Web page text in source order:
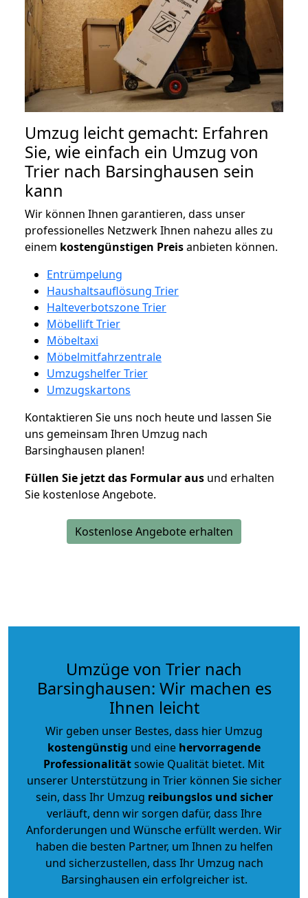
Umzug leicht gemacht: Erfahren
Sie, wie einfach ein Umzug von
Trier nach Barsinghausen sein
kann
Wir können Ihnen garantieren, dass unser
professionelles Netzwerk Ihnen nahezu alles zu
einem kostengünstigen Preisanbieten können.
Entrümpelung
Haushaltsauflösung Trier
Halteverbotszone Trier
Möbellift Trier
Möbeltaxi
Möbelmitfahrzentrale
Umzugshelfer Trier
Umzugskartons
Kontaktieren Sie uns noch heute und lassen Sie
uns gemeinsam Ihren Umzug nach
Barsinghausen planen!
Füllen Sie jetzt das Formular aus und erhalten
Sie kostenlose Angebote.
Kostenlose Angebote erhalten
Umzüge von Trier nach
Barsinghausen: Wir machen es
Ihnen leicht
Wir geben unser Bestes, dass hier Umzug
kostengünstig und eine hervorragende
Professionalitätsowie Qualität bietet. Mit
unserer Unterstützung in Trier können Sie sicher
sein, dass Ihr Umzug reibungslos und sicher
verläuft, denn wir sorgen dafür, dass Ihre
Anforderungen und Wünsche erfüllt werden. Wir
haben die besten Partner, um Ihnen zu helfen
und sicherzustellen, dass Ihr Umzug nach
Barsinghausen ein erfolgreicher ist.